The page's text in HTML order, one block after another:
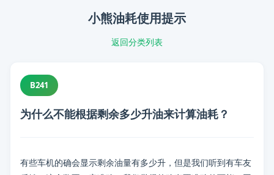
小熊油耗使用提示
返回分类列表
B241
为什么不能根据剩余多少升油来计算油耗？
有些车机的确会显示剩余油量有多少升，但是我们听到有车友